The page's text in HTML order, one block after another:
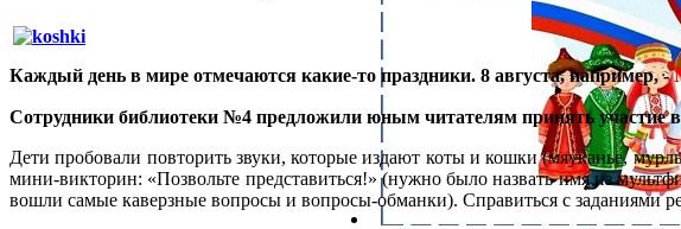
Каждый день в мире отмечаются какие-то праздники. 8 августа, например, -
Сотрудники библиотеки №4 предложили юным читателям принять участие
Дети пробовали повторить звуки, которые издают коты и кошки (мяуканье,
мини-викторин: «Позвольте представиться!» (нужно было назвать имя из
вошли самые каверзные вопросы и вопросы-обманки). Справиться с заданиями